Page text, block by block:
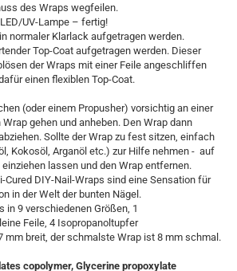
des Wraps wegfeilen.
UV-Lampe – fertig!
normaler Klarlack aufgetragen werden.
Top-Coat aufgetragen werden. Dieser
der Wraps mit einer Feile angeschliffen
einen flexiblen Top-Coat.
(oder einem Propusher) vorsichtig an einer
gehen und anheben. Den Wrap dann
Sollte der Wrap zu fest sitzen, einfach
Kokosöl, Arganöl etc.) zur Hilfe nehmen - auf
lassen und den Wrap entfernen.
Cured DIY-Nail-Wraps sind eine Sensation für
in der Welt der bunten Nägel.
in 9 verschiedenen Größen, 1
Feile, 4 Isopropanoltupfer
mm breit, der schmalste Wrap ist 8 mm schmal.
copolymer, Glycerine propoxylate